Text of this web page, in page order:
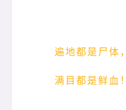
遍地都是尸体，
满目都是鲜血！